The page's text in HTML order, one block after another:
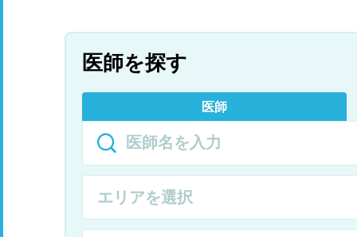
医師を探す
医師